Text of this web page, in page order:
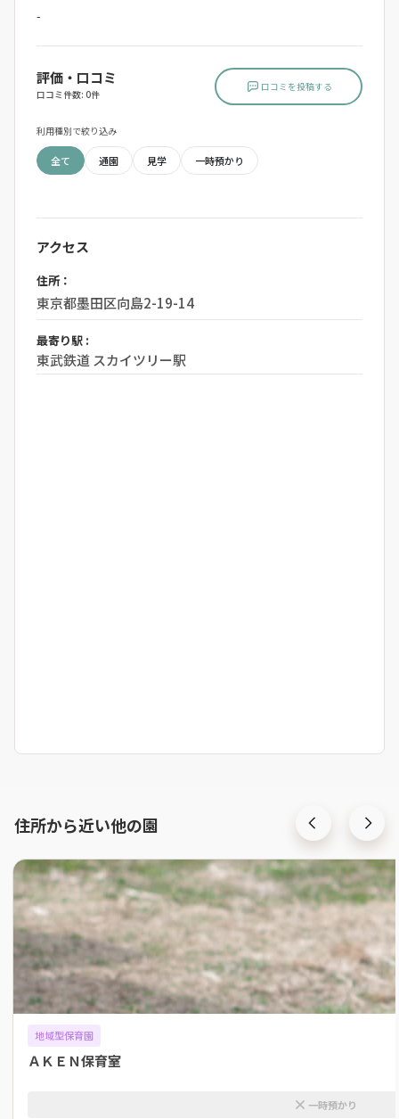
-
評価・口コミ
口コミ件数: 0件
口コミを投稿する
利用種別で絞り込み
全て 通園 見学 一時預かり
アクセス
住所：
東京都墨田区向島2-19-14
最寄り駅 :
東武鉄道 スカイツリー駅
住所から近い他の園
地域型保育園
ＡＫＥＮ保育室
一時預かり